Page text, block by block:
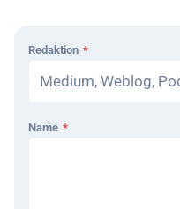
Redaktion *
Name *